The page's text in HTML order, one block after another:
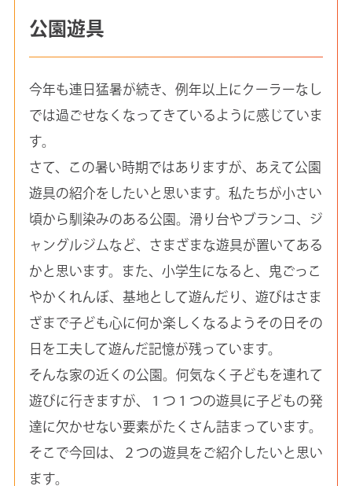
公園遊具
今年も連日猛暑が続き、例年以上にクーラーなし
では過ごせなくなってきているように感じていま
す。
さて、この暑い時期ではありますが、あえて公園
遊具の紹介をしたいと思います。私たちが小さい
頃から馴染みのある公園。滑り台やブランコ、ジ
ャングルジムなど、さまざまな遊具が置いてある
かと思います。また、小学生になると、鬼ごっこ
やかくれんぼ、基地として遊んだり、遊びはさま
ざまで子ども心に何か楽しくなるようその日その
日を工夫して遊んだ記憶が残っています。
そんな家の近くの公園。何気なく子どもを連れて
遊びに行きますが、１つ１つの遊具に子どもの発
達に欠かせない要素がたくさん詰まっています。
そこで今回は、２つの遊具をご紹介したいと思い
ます。